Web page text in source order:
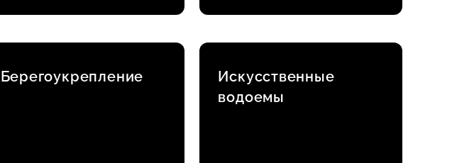
Берегоукрепление
Искусственные
водоемы